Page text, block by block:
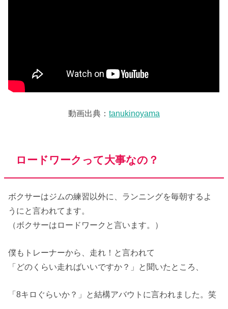
動画出典： tanukinoyama
ロードワークって大事なの？
ボクサーはジムの練習以外に、ランニングを毎朝するよ
うにと言われてます。
（ボクサーはロードワークと言います。）
僕もトレーナーから、走れ！と言われて
「どのくらい走ればいいですか？」と聞いたところ、
「8キロぐらいか？」と結構アバウトに言われました。笑